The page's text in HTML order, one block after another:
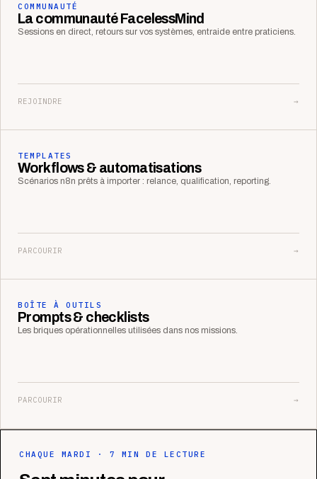
COMMUNAUTÉ
La communauté FacelessMind
Sessions en direct, retours sur vos systèmes, entraide entre praticiens.
REJOINDRE →
TEMPLATES
Workflows & automatisations
Scénarios n8n prêts à importer : relance, qualification, reporting.
PARCOURIR →
BOÎTE À OUTILS
Prompts & checklists
Les briques opérationnelles utilisées dans nos missions.
PARCOURIR →
CHAQUE MARDI · 7 MIN DE LECTURE